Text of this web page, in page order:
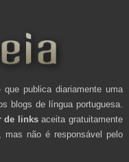
que publica diariamente uma
blogs de língua portuguesa.
de linksaceita gratuitamente
, mas não é responsável pelo